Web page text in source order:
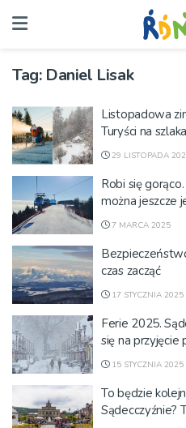
Tag: Daniel Lisak
Listopadowa
Turyści na
29 LISTOPADA
Robi się
można jeszcze
7 MARCA 2025
czas zacząć
17 STYCZNIA 2025
Ferie 2025.
się na przyjęcie
15 STYCZNIA 2025
To będzie
Sądecczyźnie?